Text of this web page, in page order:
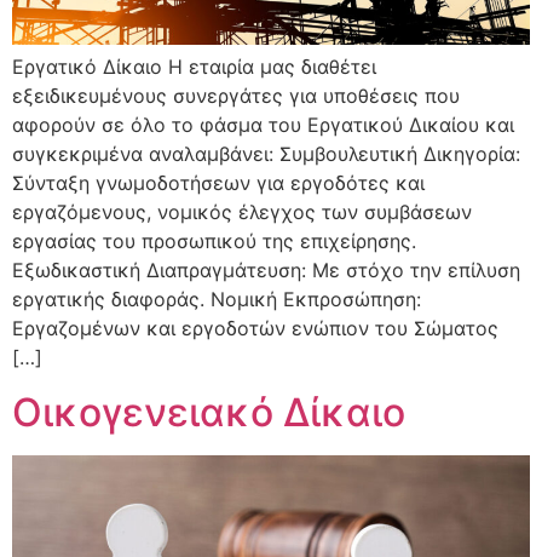
Εργατικό Δίκαιο Η εταιρία μας διαθέτει
εξειδικευμένους συνεργάτες για υποθέσεις που
αφορούν σε όλο το φάσμα του Εργατικού Δικαίου και
συγκεκριμένα αναλαμβάνει: Συμβουλευτική Δικηγορία:
Σύνταξη γνωμοδοτήσεων για εργοδότες και
εργαζόμενους, νομικός έλεγχος των συμβάσεων
εργασίας του προσωπικού της επιχείρησης.
Εξωδικαστική Διαπραγμάτευση: Με στόχο την επίλυση
εργατικής διαφοράς. Νομική Εκπροσώπηση:
Εργαζομένων και εργοδοτών ενώπιον του Σώματος
[…]
Οικογενειακό Δίκαιο